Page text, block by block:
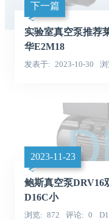
下一篇
实验室真空泵推荐
华E2M18
发表于 2023-10-30
2023-11-23
鲍斯真空泵DRV16
D16C小
浏览 872 评论 0